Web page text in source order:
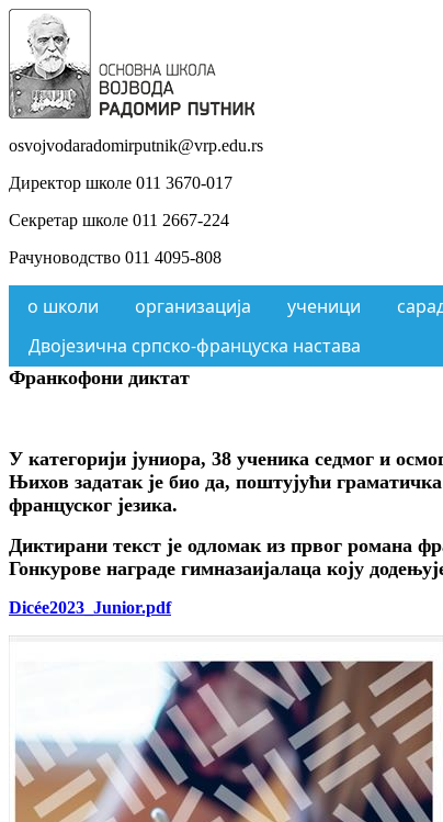
osvojvodaradomirputnik@vrp.edu.rs
Директор школе 011 3670-017
Секретар школе 011 2667-224
Рачуноводство 011 4095-808
о школи организација ученици
Двојезична српско-француска настава
Франкофони диктат
У категорији јуниора, 38 ученика седмог и
Њихов задатак је био да, поштујући
француског језика.
Диктирани текст је одломак из првог романа
Гонкурове награде гимназаијалаца коју
Dicée2023_Junior.pdf